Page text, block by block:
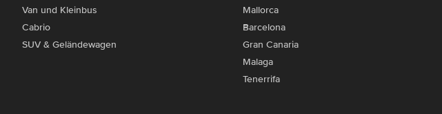
Van und Kleinbus
Cabrio
SUV & Geländewagen
Mallorca
Barcelona
Gran Canaria
Malaga
Tenerrifa